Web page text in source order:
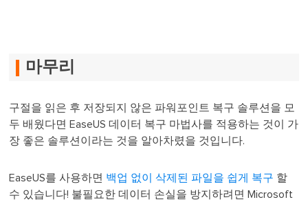
마무리
구절을 읽은 후 저장되지 않은 파워포인트 복구 솔루션을 모
두 배웠다면 EaseUS 데이터 복구 마법사를 적용하는 것이 가
장 좋은 솔루션이라는 것을 알아차렸을 것입니다.
EaseUS를 사용하면 백업 없이 삭제된 파일을 쉽게 복구 할
수 있습니다! 불필요한 데이터 손실을 방지하려면 Microsoft